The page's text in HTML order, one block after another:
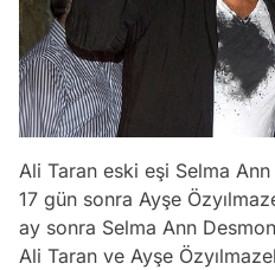
Ali Taran eski eşi Selma
17 gün sonra Ayşe
ay sonra Selma Ann
Ali Taran ve Ayşe